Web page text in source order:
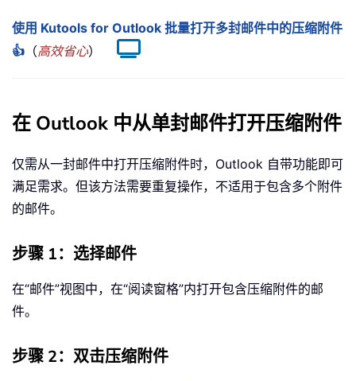
使用 Kutools for Outlook 批量打开多封邮件中的压缩附件
👍 （高效省心）
在 Outlook 中从单封邮件打开压缩附件
仅需从一封邮件中打开压缩附件时，Outlook 自带功能即可
满足需求。但该方法需要重复操作，不适用于包含多个附件
的邮件。
步骤 1：选择邮件
在“邮件”视图中，在“阅读窗格”内打开包含压缩附件的邮
件。
步骤 2：双击压缩附件